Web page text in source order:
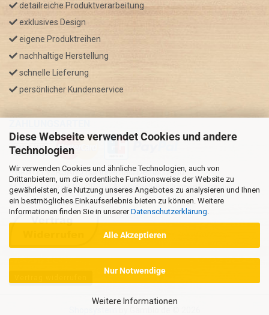
Diese Webseite verwendet Cookies und andere
Technologien
Wir verwenden Cookies und ähnliche Technologien, auch von
Drittanbietern, um die ordentliche Funktionsweise der Website zu
gewährleisten, die Nutzung unseres Angebotes zu analysieren und Ihnen
ein bestmögliches Einkaufserlebnis bieten zu können. Weitere
Informationen finden Sie in unsererDatenschutzerklärung
Alle Akzeptieren
Nur Notwendige
Weitere Informationen
detailreiche Produktverarbeitung
exklusives Design
eigene Produktreihen
nachhaltige Herstellung
schnelle Lieferung
persönlicher Kundenservice
* GRATIS VERSAND nur innerhalb Deutschland
** Regellaufzeit für DE, Bei Auslandsbestellungen kann die
Versandzeit variieren.